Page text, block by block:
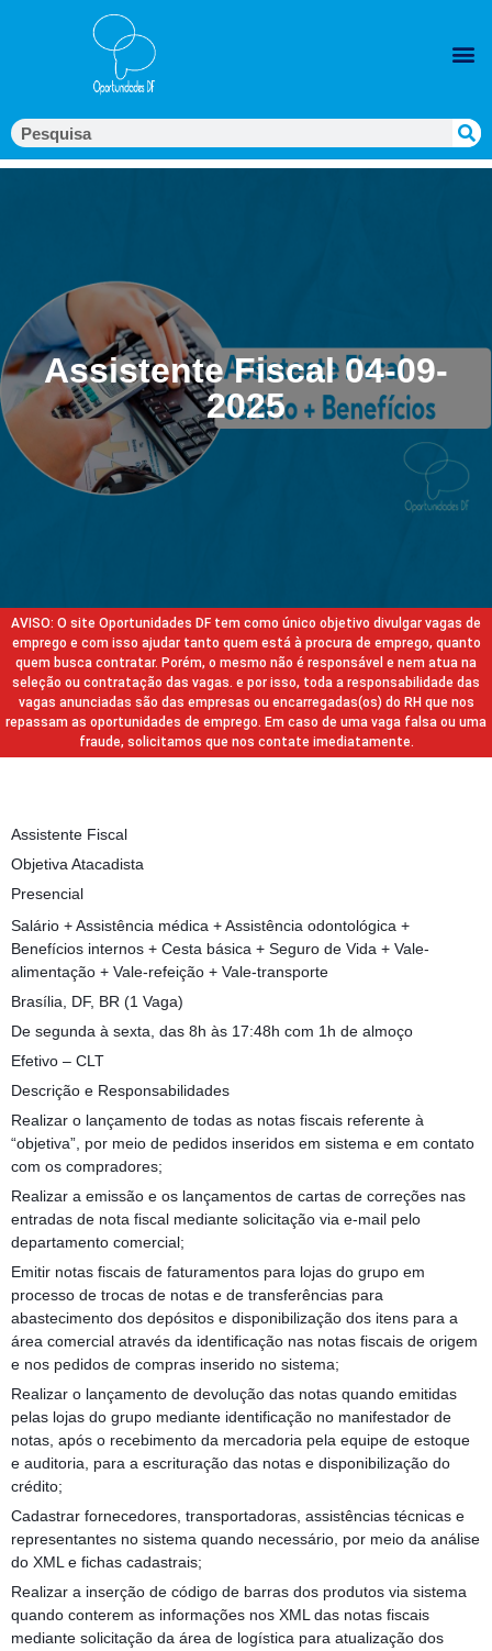
Assistente Fiscal 04-09-
2025
AVISO: O site Oportunidades DF tem como único objetivo divulgar vagas de
emprego e com isso ajudar tanto quem está à procura de emprego, quanto
quem busca contratar. Porém, o mesmo não é responsável e nem atua na
seleção ou contratação das vagas. e por isso, toda a responsabilidade das
vagas anunciadas são das empresas ou encarregadas(os) do RH que nos
repassam as oportunidades de emprego. Em caso de uma vaga falsa ou uma
fraude, solicitamos que nos contate imediatamente.
Assistente Fiscal
Objetiva Atacadista
Presencial
Salário + Assistência médica + Assistência odontológica +
Benefícios internos + Cesta básica + Seguro de Vida + Vale-
alimentação + Vale-refeição + Vale-transporte
Brasília, DF, BR (1 Vaga)
De segunda à sexta, das 8h às 17:48h com 1h de almoço
Efetivo – CLT
Descrição e Responsabilidades
Realizar o lançamento de todas as notas fiscais referente à
“objetiva”, por meio de pedidos inseridos em sistema e em contato
com os compradores;
Realizar a emissão e os lançamentos de cartas de correções nas
entradas de nota fiscal mediante solicitação via e-mail pelo
departamento comercial;
Emitir notas fiscais de faturamentos para lojas do grupo em
processo de trocas de notas e de transferências para
abastecimento dos depósitos e disponibilização dos itens para a
área comercial através da identificação nas notas fiscais de origem
e nos pedidos de compras inserido no sistema;
Realizar o lançamento de devolução das notas quando emitidas
pelas lojas do grupo mediante identificação no manifestador de
notas, após o recebimento da mercadoria pela equipe de estoque
e auditoria, para a escrituração das notas e disponibilização do
crédito;
Cadastrar fornecedores, transportadoras, assistências técnicas e
representantes no sistema quando necessário, por meio da análise
do XML e fichas cadastrais;
Realizar a inserção de código de barras dos produtos via sistema
quando conterem as informações nos XML das notas fiscais
mediante solicitação da área de logística para atualização dos